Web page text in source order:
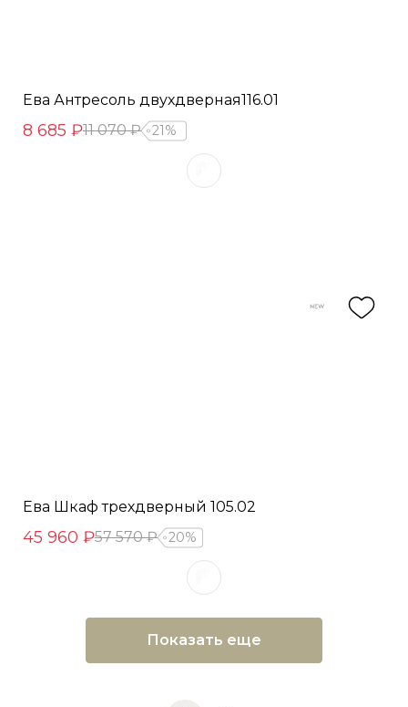
Ева Антресоль двухдверная116.01
8 685 ₽11 070 ₽ 21%
Ева Шкаф трехдверный 105.02
45 960 ₽57 570 ₽ 20%
Показать еще